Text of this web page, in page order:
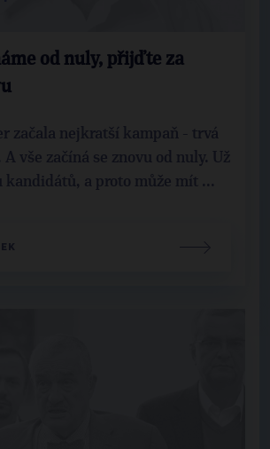
od nuly, přijďte za
začala nejkratší kampaň - trvá
vše začíná se znovu od nuly. Už
kandidátů, a proto může mít ...